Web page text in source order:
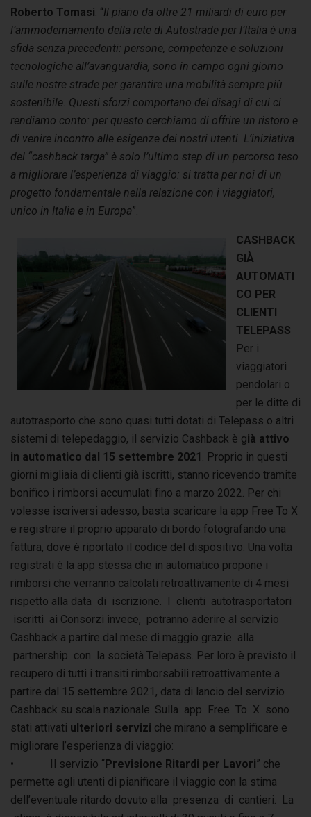
Roberto Tomasi: “Il piano da oltre 21 miliardi di euro per
l’ammodernamento della rete di Autostrade per l’Italia è una
sfida senza precedenti: persone, competenze e soluzioni
tecnologiche all’avanguardia, sono in campo ogni giorno
sulle nostre strade per garantire una mobilità sempre più
sostenibile. Questi sforzi comportano dei disagi di cui ci
rendiamo conto: per questo cerchiamo di offrire un ristoro e
di venire incontro alle esigenze dei nostri utenti. L’iniziativa
del “cashback targa” è solo l’ultimo step di un percorso teso
a migliorare l’esperienza di viaggio: si tratta per noi di un
progetto fondamentale nella relazione con i viaggiatori,
unico in Italia e in Europa”.
CASHBACK
GIÀ
AUTOMATI
CO PER
CLIENTI
TELEPASS
Per i
viaggiatori
pendolari o
per le ditte di
autotrasporto che sono quasi tutti dotati di Telepass o altri
sistemi di telepedaggio, il servizio Cashback è già attivo
in automatico dal 15 settembre 2021
. Proprio in questi
giorni migliaia di clienti già iscritti, stanno ricevendo tramite
bonifico i rimborsi accumulati fino a marzo 2022. Per chi
volesse iscriversi adesso, basta scaricare la app Free To X
e registrare il proprio apparato di bordo fotografando una
fattura, dove è riportato il codice del dispositivo. Una volta
registrati è la app stessa che in automatico propone i
rimborsi che verranno calcolati retroattivamente di 4 mesi
rispetto alla data di iscrizione. I clienti autotrasportatori
iscritti ai Consorzi invece, potranno aderire al servizio
Cashback a partire dal mese di maggio grazie alla
partnership con la società Telepass. Per loro è previsto il
recupero di tutti i transiti rimborsabili retroattivamente a
partire dal 15 settembre 2021, data di lancio del servizio
Cashback su scala nazionale. Sulla app Free To X sono
stati attivati ulteriori servizi che mirano a semplificare e
migliorare l’esperienza di viaggio:
• Il servizio “Previsione Ritardi per Lavori” che
permette agli utenti di pianificare il viaggio con la stima
dell’eventuale ritardo dovuto alla presenza di cantieri. La